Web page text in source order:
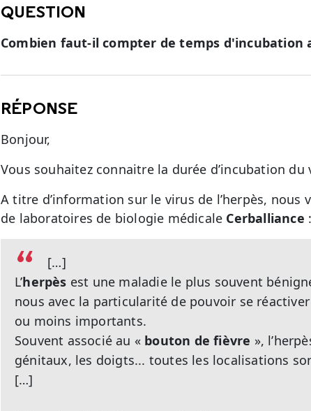
QUESTION
Combien faut-il compter de temps d'incubation
RÉPONSE
Bonjour,
Vous souhaitez connaitre la durée d’incubation du
A titre d’information sur le virus de l’herpès, nous
de laboratoires de biologie médicale Cerballiance
[…]
L’herpès est une maladie le plus souvent
nous avec la particularité de pouvoir se
ou moins importants.
Souvent associé au « bouton de fièvre »,
génitaux, les doigts... toutes les localisations
[…]